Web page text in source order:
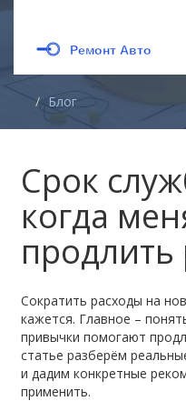
Блог
Срок
когда
продлить
Сократить расходы на
кажется. Главное –
привычки помогают
статье разберём
и дадим конкретные
применить.